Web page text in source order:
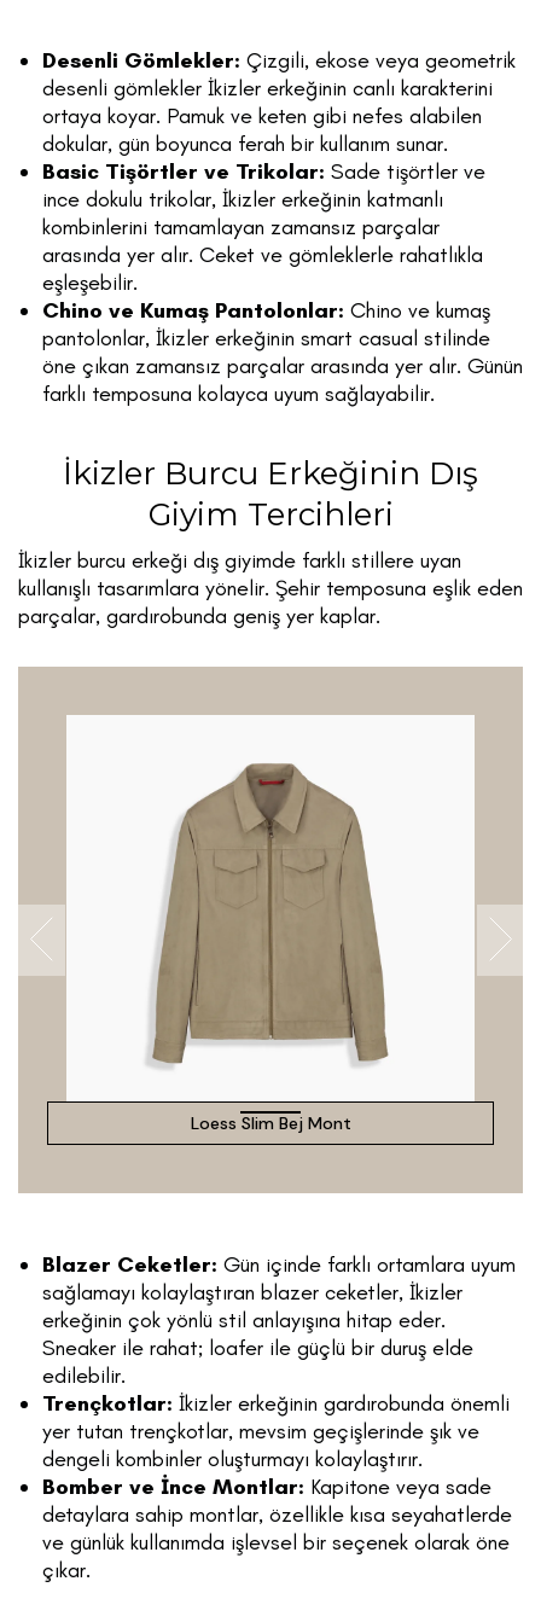
Desenli Gömlekler: Çizgili, ekose veya geometrik
desenli gömlekler İkizler erkeğinin canlı karakterini
ortaya koyar. Pamuk ve keten gibi nefes alabilen
dokular, gün boyunca ferah bir kullanım sunar.
Basic Tişörtler ve Trikolar: Sade tişörtler ve
ince dokulu trikolar, İkizler erkeğinin katmanlı
kombinlerini tamamlayan zamansız parçalar
arasında yer alır. Ceket ve gömleklerle rahatlıkla
eşleşebilir.
Chino ve Kumaş Pantolonlar: Chino ve kumaş
pantolonlar, İkizler erkeğinin smart casual stilinde
öne çıkan zamansız parçalar arasında yer alır. Günün
farklı temposuna kolayca uyum sağlayabilir.
İkizler Burcu Erkeğinin Dış
Giyim Tercihleri
İkizler burcu erkeği dış giyimde farklı stillere uyan
kullanışlı tasarımlara yönelir. Şehir temposuna eşlik eden
parçalar, gardırobunda geniş yer kaplar.
Loess Slim Bej Mont
Blazer Ceketler: Gün içinde farklı ortamlara uyum
sağlamayı kolaylaştıran blazer ceketler, İkizler
erkeğinin çok yönlü stil anlayışına hitap eder.
Sneaker ile rahat; loafer ile güçlü bir duruş elde
edilebilir.
Trençkotlar: İkizler erkeğinin gardırobunda önemli
yer tutan trençkotlar, mevsim geçişlerinde şık ve
dengeli kombinler oluşturmayı kolaylaştırır.
Bomber ve İnce Montlar: Kapitone veya sade
detaylara sahip montlar, özellikle kısa seyahatlerde
ve günlük kullanımda işlevsel bir seçenek olarak öne
çıkar.